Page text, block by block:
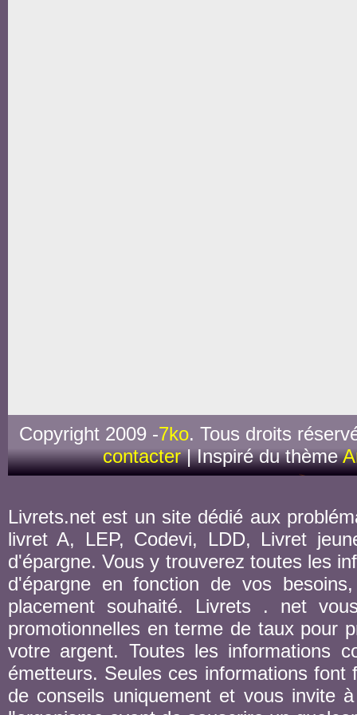
Copyright 2009 -7ko. Tous droits
contacter| Inspiré du thème
Livrets.net est un site dédié aux
livret A, LEP, Codevi, LDD, Livret
d'épargne. Vous y trouverez toutes les
d'épargne en fonction de vos
placement souhaité. Livrets . net
promotionnelles en terme de taux pour
votre argent. Toutes les informations
émetteurs. Seules ces informations
de conseils uniquement et vous invite